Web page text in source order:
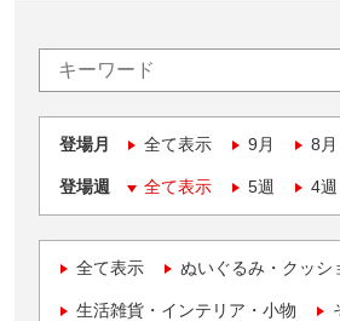
登場月 全て表示 9月 8月
登場週 全て表示 5週 4週
全て表示 ぬいぐるみ・クッシ
生活雑貨・インテリア・小物